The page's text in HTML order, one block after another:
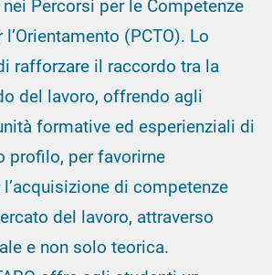
Percorsi per le Competenze
(PCTO). Lo
rafforzare il raccordo tra la
del lavoro, offrendo agli
formative ed esperienziali di
profilo, per favorirne
l’acquisizione di competenze
del lavoro, attraverso
e non solo teorica.